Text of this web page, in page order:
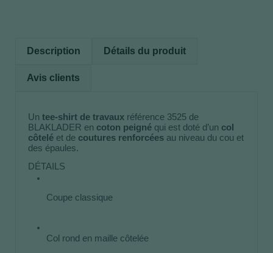
Description Détails du produit
Avis clients
Un tee-shirt de travaux référence 3525 de
BLAKLADER en coton peigné qui est doté d’un col
côtelé et de coutures renforcées au niveau du cou et
des épaules.
DÉTAILS
Coupe classique
Col rond en maille côtelée